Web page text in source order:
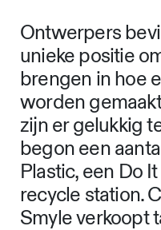
Ontwerpers
unieke positie
brengen in hoe
worden
zijn er gelukkig
begon een
Plastic, een Do
recycle station.
Smyle verkoopt